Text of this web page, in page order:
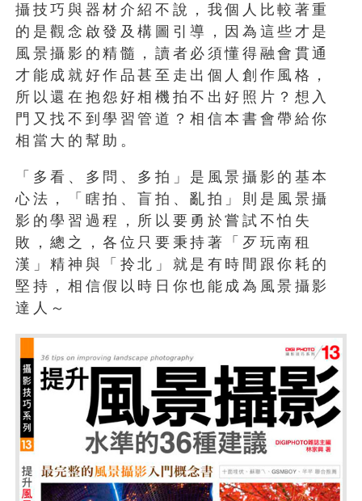
攝技巧與器材介紹不說，我個人比較著重
的是觀念啟發及構圖引導，因為這些才是
風景攝影的精髓，讀者必須懂得融會貫通
才能成就好作品甚至走出個人創作風格，
所以還在抱怨好相機拍不出好照片？想入
門又找不到學習管道？相信本書會帶給你
相當大的幫助。
「多看、多問、多拍」是風景攝影的基本
心法，「瞎拍、盲拍、亂拍」則是風景攝
影的學習過程，所以要勇於嘗試不怕失
敗，總之，各位只要秉持著「歹玩南租
漢」精神與「拎北」就是有時間跟你耗的
堅持，相信假以時日你也能成為風景攝影
達人～